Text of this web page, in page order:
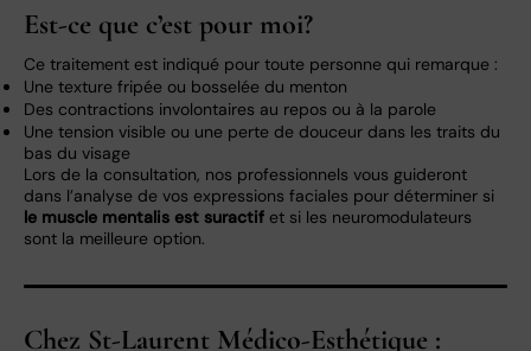
Est-ce que c’est pour moi?
Ce traitement est indiqué pour toute personne qui remarque :
Une texture fripée ou bosselée du menton
Des contractions involontaires au repos ou à la parole
Une tension visible ou une perte de douceur dans les traits du
bas du visage
Lors de la consultation, nos professionnels vous guideront
dans l’analyse de vos expressions faciales pour déterminer si
le muscle mentalis est suractif et si les neuromodulateurs
sont la meilleure option.
Chez St-Laurent Médico-Esthétique :